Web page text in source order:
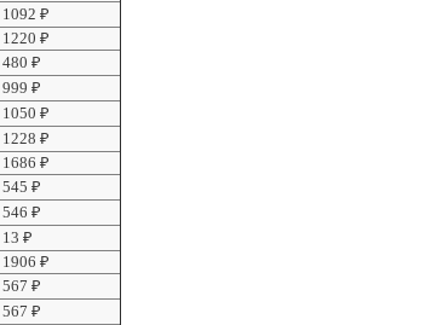
1092 ₽
1220 ₽
480 ₽
999 ₽
1050 ₽
1228 ₽
1686 ₽
545 ₽
546 ₽
13 ₽
1906 ₽
567 ₽
567 ₽